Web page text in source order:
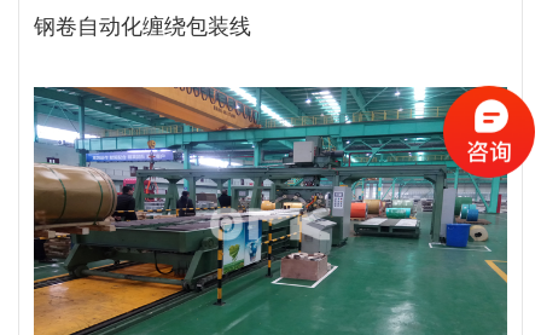
钢卷自动化缠绕包装线